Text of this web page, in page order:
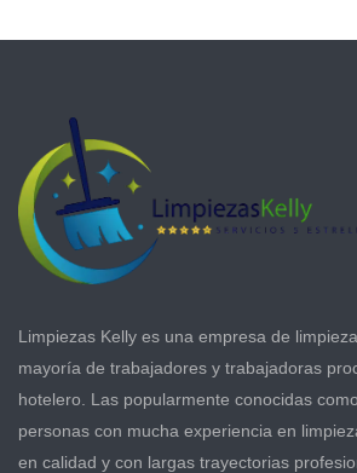
Limpiezas Kelly es una empresa de
mayoría de trabajadores y trabajadoras
hotelero. Las popularmente conocidas
personas con mucha experiencia en
en calidad y con largas trayectorias